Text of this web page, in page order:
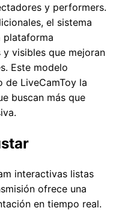
y performers.
el sistema
plataforma
visibles que mejoran
Este modelo
LiveCamToy la
buscan más que
interactivas listas
ofrece una
en tiempo real.